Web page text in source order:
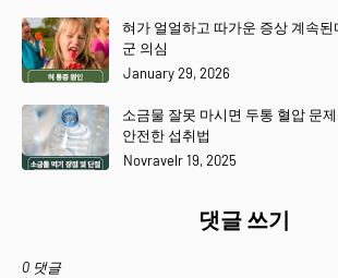
혀가 얼얼하고 따가운 증상 계속
군 의심
January 29, 2026
소금물 잘못 마시면 두통 혈압 문
안전한 섭취법
Novravelr 19, 2025
댓글 쓰기
0 댓글